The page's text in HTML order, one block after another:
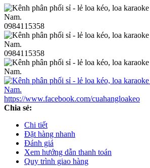
0984115358
0984115358
https://www.facebook.com/cuahangloakeo
Chia sẻ:
Chi tiết
Đặt hàng nhanh
Đánh giá
Xem hướng dẫn thanh toán
Quy trình giao hàng